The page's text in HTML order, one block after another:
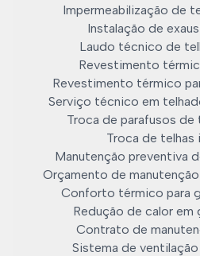
Impermeabilização de
Instalação de
Laudo técnico de
Revestimento
Revestimento térmico
Serviço técnico em
Troca de parafusos de
Troca de telhas
Manutenção preventiva
Orçamento de
Conforto térmico para
Redução de calor em
Contrato de
Sistema de